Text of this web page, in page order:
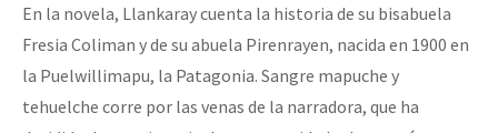
Migración
Mujeres
“Sonhando a Terra do Bem Virá” se publica no Estado Espanhol
En la novela, Llankaray cuenta la historia de su bisabuela
Fresia Coliman y de su abuela Pirenrayen, nacida en 1900 en
la Puelwillimapu, la Patagonia. Sangre mapuche y
tehuelche corre por las venas de la narradora, que ha